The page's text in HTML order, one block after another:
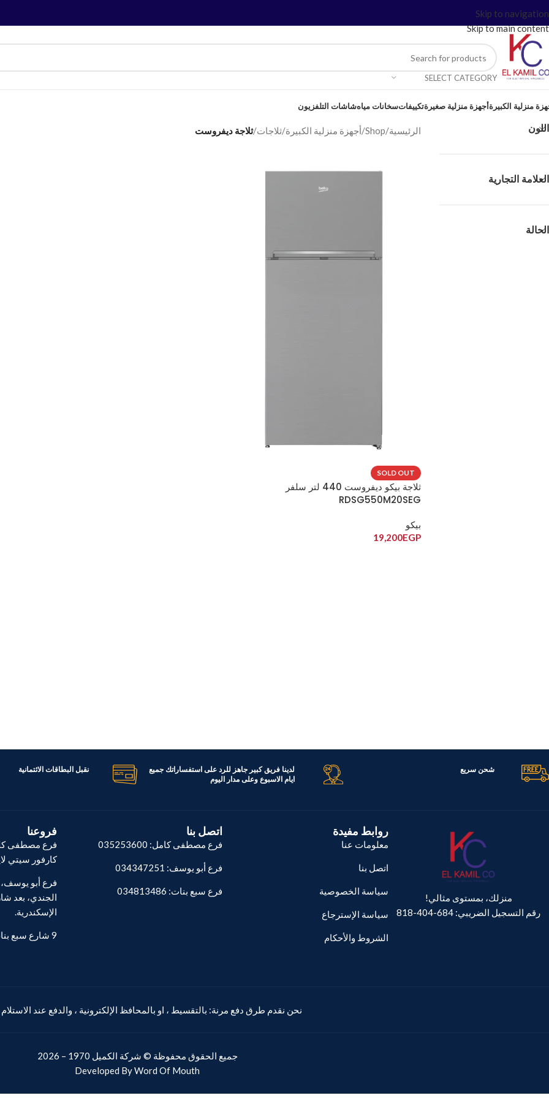
Skip to navigation
Skip to main content
SELECT CATEGORY
منزلية الكبيرةأجهزة منزلية صغيرةتكييفاتسخانات مياهشاشات التلفزيون
اللون
العلامة التجارية
الحالة
الرئيسية/
Shop
/أجهزة منزلية الكبيرة/ثلاجات/ثلاجة ديفروست
SOLD OUT
ثلاجة بيكو ديفروست 440 لتر سلفر
RDSG550M20SEG
بيكو
19,200EGP
شحن سريع
لدينا فريق كبير جاهز للرد على استفساراتك جميع
ايام الاسبوع وعلى مدار اليوم
نقبل البطاقات الائتمانية
منزلك، بمستوى مثالي!
رقم التسجيل الضريبي: 684-404-818
روابط مفيدة
معلومات عنا
اتصل بنا
سياسة الخصوصية
سياسة الإسترجاع
الشروط والأحكام
اتصل بنا
فرع مصطفى كامل: 035253600
فرع أبو يوسف: 034347251
فرع سبع بنات: 034813486
فروعنا
فرع مصطفى
كارفور سيتي
الجندي، بعد
الإسكندرية.
9 شارع سبع بنات - المنشية.
نحن نقدم طرق دفع مرنة: بالتقسيط ، او بالمحافظ الإلكترونية ، والدفع عند
جميع الحقوق محفوظة © شركة الكميل
Developed ByWord Of Mouth